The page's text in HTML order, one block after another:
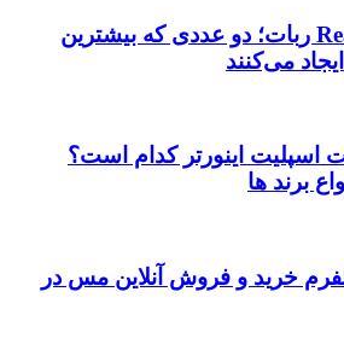
Payload و Reach ربات؛ دو عددی که بیشترین
می‌کنند
اسپلیت اینورتر کدام است؟
برند ها
خرید و فروش آنلاین مس در